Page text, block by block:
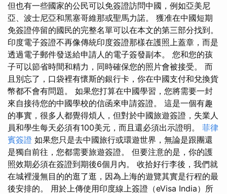
但也有一些國家的公民可以免簽證訪問中國，例如亞美尼
亞、波士尼亞和黑塞哥維那或聖馬力諾。 獲准在中國短期
免簽證停留的國民的完整名單可以在本文的第三部分找到。
印度電子簽證不再像傳統印度簽證那樣在護照上蓋章，而是
透過電子郵件發送給申請人的電子簽發副本。 您和您的孩
子可以節省時間和精力，同時確保您的照片會被接受。 而
且別忘了，口袋裡有懷斯的銀行卡，你在中國支付和兌換貨
幣都不會有問題。 如果您打算在中國學習，您將需要一封
來自接待您的中國學校的信函來申請簽證。 這是一個有趣
的事實，很多人都覺得煩人，但對於中國旅遊簽證，失業人
員和學生每天必須有100美元，而且還必須出示證明。 菲律
賓簽證 如果您只是去中國旅行或環遊世界，無論是跟團還
是獨自前往，您都需要旅遊簽證。 但要注意的是，你的護
照效期必須在簽證到期後6個月內。 收拾好行李後，我們就
在城裡漫無目的的逛了逛，因為上海的遊覽其實是行程的最
後安排的。 用於上傳使用印度線上簽證（eVisa India）所